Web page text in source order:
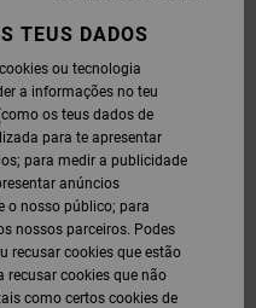
TEUS DADOS
ou tecnologia
a informações no teu
os teus dados de
para te apresentar
para medir a publicidade
anúncios
o nosso público; para
nossos parceiros. Podes
recusar cookies que estão
recusar cookies que não
como certos cookies de